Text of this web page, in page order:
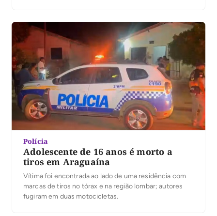
Polícia
Adolescente de 16 anos é morto a
tiros em Araguaína
Vítima foi encontrada ao lado de uma residência com
marcas de tiros no tórax e na região lombar; autores
fugiram em duas motocicletas.